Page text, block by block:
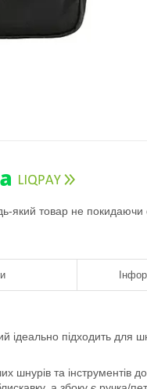
який товар не покидаючи
підходить для
шнурів та інструментів